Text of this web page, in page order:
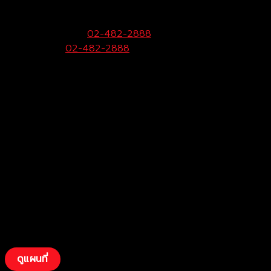
02-482-2888
02-482-2888
ดูแผนที่